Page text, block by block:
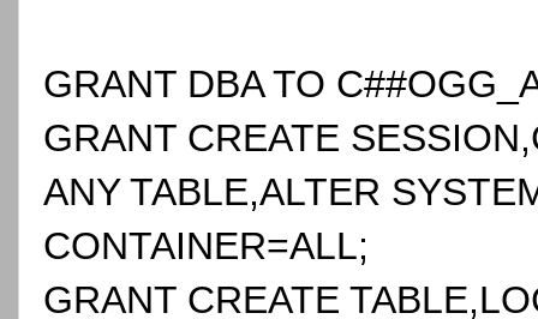
GRANT DBA TO
GRANT CREATE
ANY TABLE,ALTER
CONTAINER=ALL;
GRANT CREATE